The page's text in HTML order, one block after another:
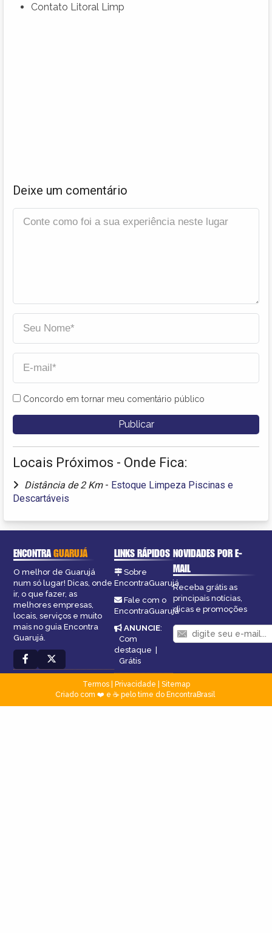
Contato Litoral Limp
Deixe um comentário
Concordo em tornar meu comentário público
Locais Próximos - Onde Fica:
Distância de 2 Km - Estoque Limpeza Piscinas e
Descartáveis
ENCONTRAGUARUJÁ
O melhor de Guarujá
num só lugar! Dicas, onde
ir, o que fazer, as
melhores empresas,
locais, serviços e muito
mais no guia Encontra
Guarujá.
LINKS RÁPIDOS
Sobre
EncontraGuarujá
Fale com o
EncontraGuarujá
ANUNCIE:
Com
destaque |
Grátis
NOVIDADES POR E-
MAIL
Receba grátis as
principais notícias,
dicas e promoções
Termos| Privacidade
Sitemap
Criado com ❤️ e ☕ pelo time do EncontraBrasil